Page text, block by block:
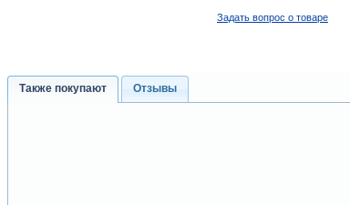
Задать вопрос о товаре
Также покупают Отзывы